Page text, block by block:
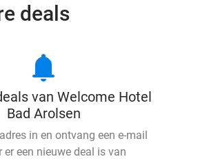
deals
notifications
van Welcome Hotel
Bad Arolsen
in en ontvang een e-mail
er een nieuwe deal is van